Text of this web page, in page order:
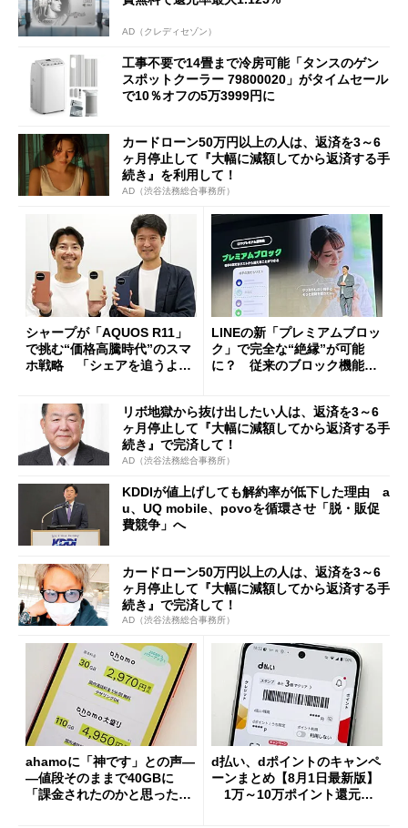
AD（クレディセゾン）
工事不要で14畳まで冷房可能「タンスのゲン
スポットクーラー 79800020」がタイムセール
で10％オフの5万3999円に
カードローン50万円以上の人は、返済を3～6
ヶ月停止して『大幅に減額してから返済する手
続き』を利用して！
AD（渋谷法務総合事務所）
シャープが「AQUOS R11」
で挑む“価格高騰時代”のスマ
ホ戦略 「シェアを追うより
LINEの新「プレミアムブロッ
ク」で完全な“絶縁”が可能
に？ 従来のブロック機能と
リボ地獄から抜け出したい人は、返済を3～6
ヶ月停止して『大幅に減額してから返済する手
続き』で完済して！
AD（渋谷法務総合事務所）
KDDIが値上げしても解約率が低下した理由 a
u、UQ mobile、povoを循環させ「脱・販促
費競争」へ
カードローン50万円以上の人は、返済を3～6
ヶ月停止して『大幅に減額してから返済する手
続き』で完済して！
AD（渋谷法務総合事務所）
ahamoに「神です」との声―
―値段そのままで40GBに
「課金されたのかと思った」
d払い、dポイントのキャンペ
ーンまとめ【8月1日最新版】
1万～10万ポイント還元の